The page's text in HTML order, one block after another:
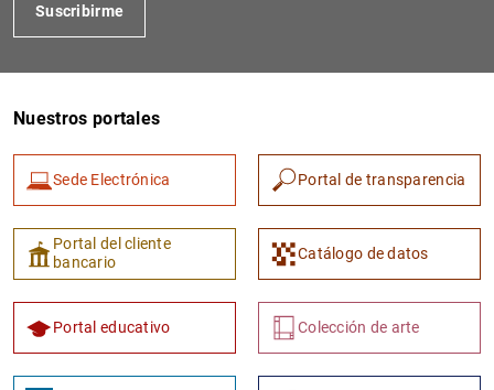
Suscribirme
Nuestros portales
Sede Electrónica Portal de transparencia
Portal del cliente
bancario
Catálogo de datos
Portal educativo Colección de arte